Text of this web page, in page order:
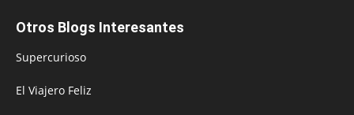
Otros Blogs Interesantes
Supercurioso
El Viajero Feliz